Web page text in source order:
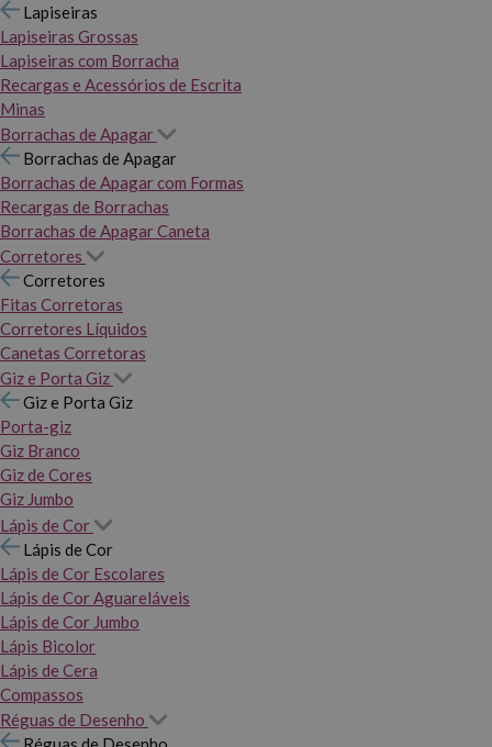
Lapiseiras
Lapiseiras Grossas
Lapiseiras com Borracha
Recargas e Acessórios de Escrita
Minas
Borrachas de Apagar
Borrachas de Apagar
Borrachas de Apagar com Formas
Recargas de Borrachas
Borrachas de Apagar Caneta
Corretores
Corretores
Fitas Corretoras
Corretores Líquidos
Canetas Corretoras
Giz e Porta Giz
Giz e Porta Giz
Porta-giz
Giz Branco
Giz de Cores
Giz Jumbo
Lápis de Cor
Lápis de Cor
Lápis de Cor Escolares
Lápis de Cor Aguareláveis
Lápis de Cor Jumbo
Lápis Bicolor
Lápis de Cera
Compassos
Réguas de Desenho